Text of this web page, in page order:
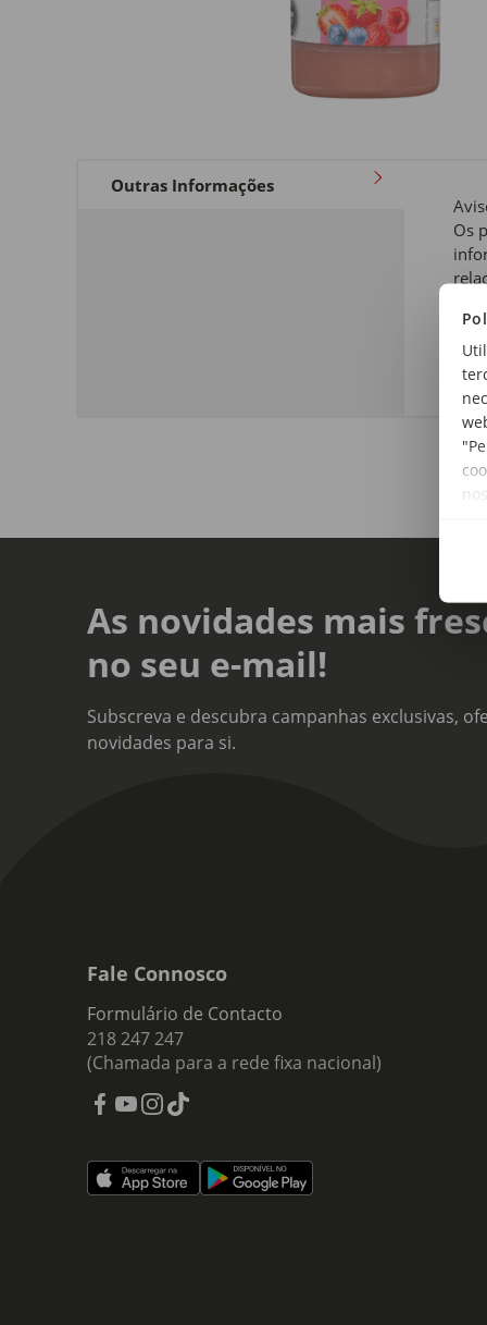
Outras Informações
Os
a
de
As novidades mais
no seu e-mail!
Subscreva e descubra campanhas exclusivas,
novidades para si.
Fale Connosco
Formulário de Contacto
218 247 247
(Chamada para a rede fixa nacional)